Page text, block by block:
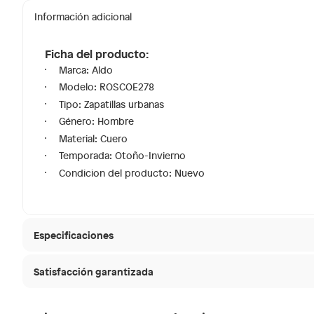
Información adicional
Ficha del producto:
Marca: Aldo
Modelo: ROSCOE278
Tipo: Zapatillas urbanas
Género: Hombre
Material: Cuero
Temporada: Otoño-Invierno
Condicion del producto: Nuevo
Especificaciones
Modelo
Satisfacción garantizada